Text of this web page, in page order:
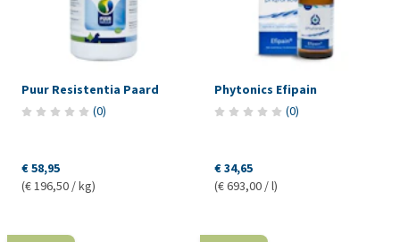
Puur Resistentia Paard
(0)
€ 58,95
(€ 196,50 / kg)
Phytonics Efipain
(0)
€ 34,65
(€ 693,00 / l)